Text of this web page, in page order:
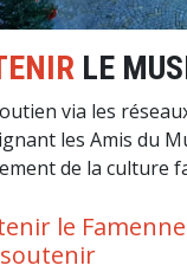
LE
via les
les Amis du
de la culture